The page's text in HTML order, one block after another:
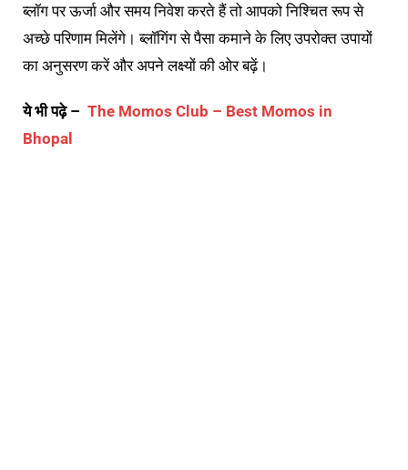
ब्लॉग पर ऊर्जा और समय निवेश करते हैं तो आपको निश्चित रूप से
अच्छे परिणाम मिलेंगे। ब्लॉगिंग से पैसा कमाने के लिए उपरोक्त उपायों
का अनुसरण करें और अपने लक्ष्यों की ओर बढ़ें।
ये भी पढ़े – The Momos Club – Best Momos in
Bhopal